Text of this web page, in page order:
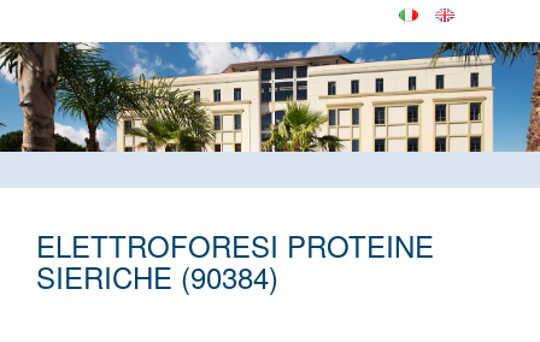
ELETTROFORESI PROTEINE
SIERICHE (90384)